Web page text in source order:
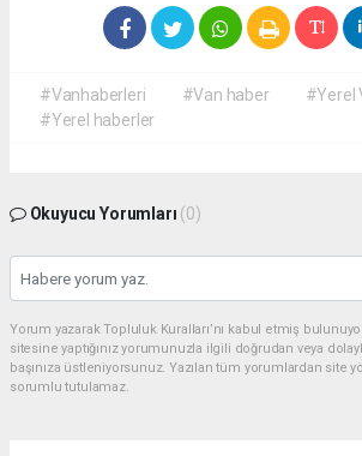
#Vanhaberleri #Van haber
#Yerel
#Yerel haberler
Okuyucu Yorumları (0)
Yorum yazarak Topluluk Kuralları’nı kabul etmiş
sitesine yaptığınız yorumunuzla ilgili doğrudan veya
başınıza üstleniyorsunuz. Yazılan tüm yorumlardan site
sorumlu tutulamaz.